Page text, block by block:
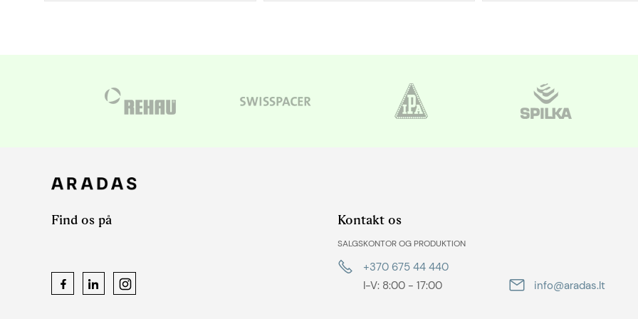
Find os på
FacebookLinkedInInstagram
Kontakt os
SALGSKONTOR OG PRODUKTION
+370 675 44 440
I-V: 8:00 - 17:00
info@aradas.lt